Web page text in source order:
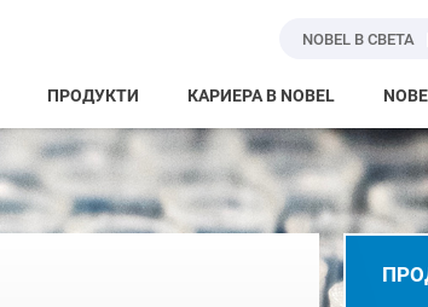
NOBEL В СВЕТА
ПРОДУКТИ КАРИЕРА В NOBEL